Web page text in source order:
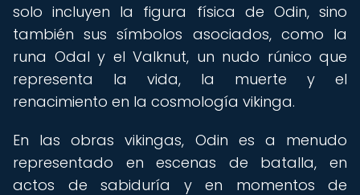
solo incluyen la figura física de Odin, sino
también sus símbolos asociados, como la
runa Odal y el Valknut, un nudo rúnico que
representa la vida, la muerte y el
renacimiento en la cosmología vikinga.
En las obras vikingas, Odin es a menudo
representado en escenas de batalla, en
actos de sabiduría y en momentos de